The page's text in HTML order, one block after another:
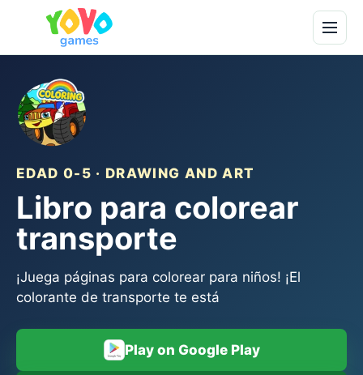
EDAD 0-5 · DRAWING AND ART
Libro para colorear
transporte
¡Juega páginas para colorear para niños! ¡El
colorante de transporte te está
Play on Google Play